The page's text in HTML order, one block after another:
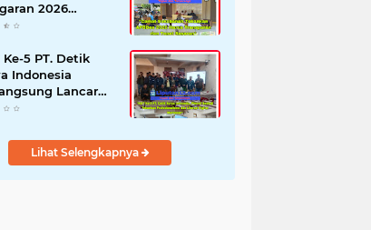
2026
II,
Libatkan 12
Ke-5 PT. Detik
Indonesia
Lancar
Lihat Selengkapnya